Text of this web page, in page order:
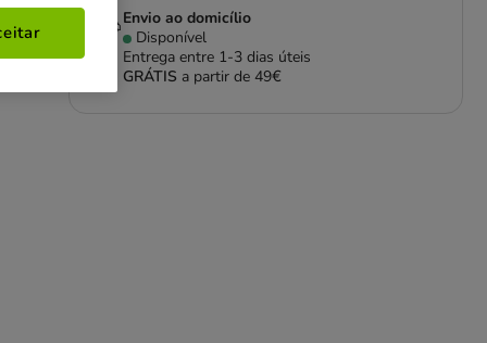
Envio ao domicílio
Disponível
Entrega entre 1-3 dias úteis
GRÁTIS a partir de 49€